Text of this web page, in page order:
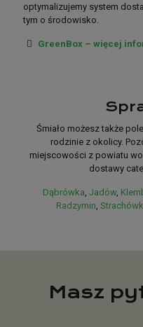
Pomagamy naszym
sportowe cele i marzenia.
dietetyków, którzy pracują w
optymalizujemy system
tym o środowisko.
optymalizujemy system
tym o środowisko.
GreenBox – więcej
Śmiało możesz także
rodzinie z okolicy.
miejscowości z powiatu
dostawy
Dąbrówka, Jadów,
Radzymin,
Masz